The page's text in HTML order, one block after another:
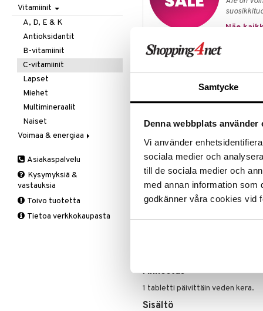
Samtycke
Denna webbplats använder
Vi använder
sociala medier och
till de sociala medier och
med annan information som
godkänner våra cookies vid
Näe
Ester-C 200 mg on super C-
vitamiinin imeytymisen. Tuote
bioflavonoideilla
Ester-C 200 mg-tuotteella on
Parantaa kehon kykyä
Tukee immuunisysteemiä
Osallistuu solujen
Osallistuu kollageenin
Annostus
1 tabletti päivittäin veden kera.
Sisältö
Verisuonia vahvistavat
Kivunlievitys
Muuta
Valoterapia
Juomat
Kuidut
Puhdistus
Ruuansulatus
Suolisto
C-vitamiini
Estävä & helpottava
Korva & nenä & kurkku
Muut
Valkosipuli
Viruksiin
Yskään
Vitamiinit
A, D, E & K
Antioksidantit
B-vitamiinit
C-vitamiinit
Lapset
Miehet
Multimineraalit
Naiset
Voimaa & energiaa
Muut
Q-10
Schizandra
Suorituskyky
Asiakaspalvelu
Kysymyksiä &
vastauksia
Toivo tuotetta
Tietoa verkkokaupasta